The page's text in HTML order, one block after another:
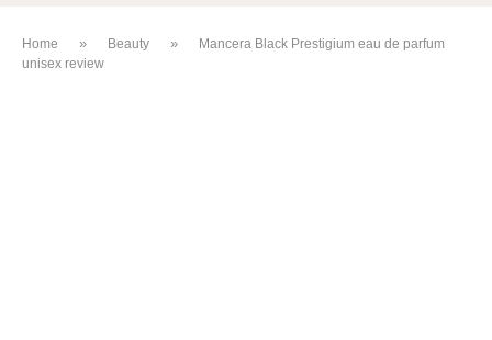
Home » Beauty »
Mancera Black Prestigium eau de parfum
unisex review